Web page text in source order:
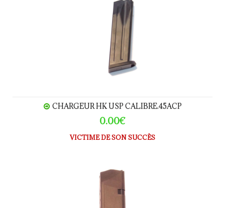
CHARGEUR HK USP CALIBRE.45ACP
0.00€
VICTIME DE SON SUCCÈS
CHARGEUR GLOCK 17+2 calibre 9Para